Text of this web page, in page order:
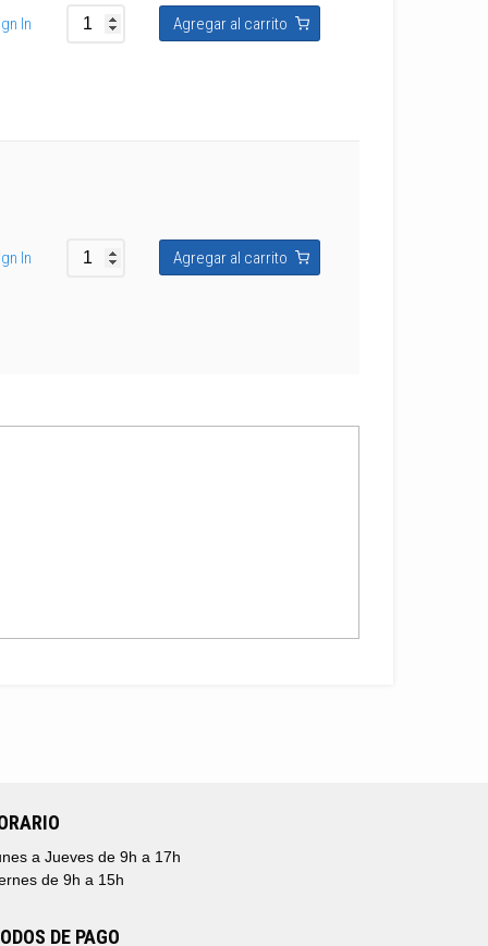
In Agregar al carrito
In Agregar al carrito
a Jueves de 9h a 17h
de 9h a 15h
DE PAGO